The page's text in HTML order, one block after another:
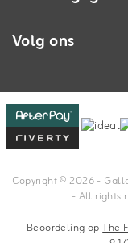
Volg ons
Copyright © 2026 -
- All rights
Beoordeling opThe